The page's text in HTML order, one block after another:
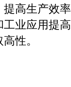
高生产效
业应用提
性。